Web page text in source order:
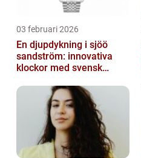
03 februari 2026
En djupdykning i sjöö
sandström: innovativa
klockor med svensk